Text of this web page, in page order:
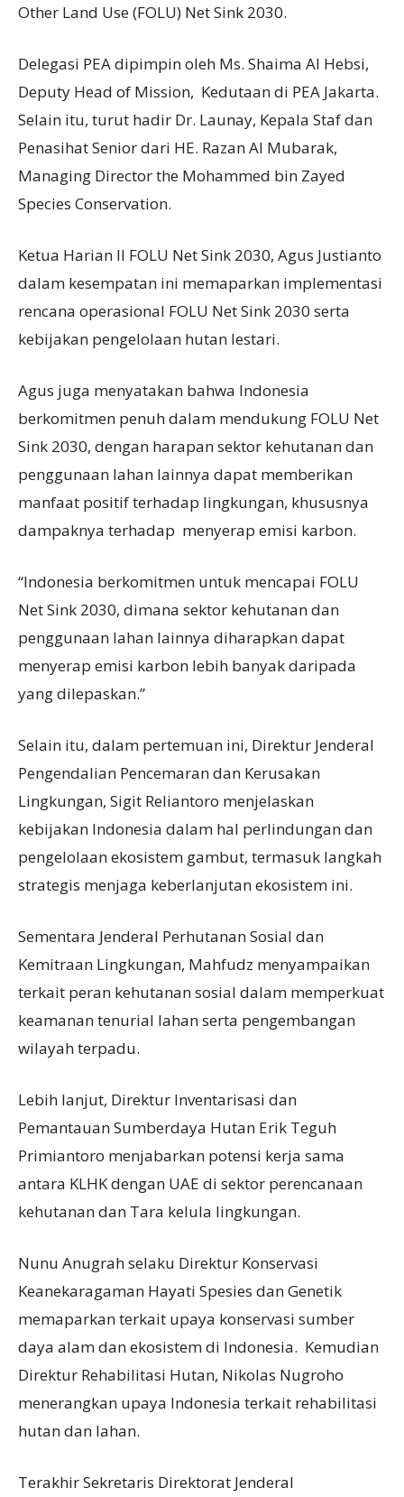
Other Land Use (FOLU) Net Sink 2030.
Delegasi PEA dipimpin oleh Ms. Shaima Al Hebsi,
Deputy Head of Mission, Kedutaan di PEA Jakarta.
Selain itu, turut hadir Dr. Launay, Kepala Staf dan
Penasihat Senior dari HE. Razan Al Mubarak,
Managing Director the Mohammed bin Zayed
Species Conservation.
Ketua Harian II FOLU Net Sink 2030, Agus Justianto
dalam kesempatan ini memaparkan implementasi
rencana operasional FOLU Net Sink 2030 serta
kebijakan pengelolaan hutan lestari.
Agus juga menyatakan bahwa Indonesia
berkomitmen penuh dalam mendukung FOLU Net
Sink 2030, dengan harapan sektor kehutanan dan
penggunaan lahan lainnya dapat memberikan
manfaat positif terhadap lingkungan, khususnya
dampaknya terhadap menyerap emisi karbon.
“Indonesia berkomitmen untuk mencapai FOLU
Net Sink 2030, dimana sektor kehutanan dan
penggunaan lahan lainnya diharapkan dapat
menyerap emisi karbon lebih banyak daripada
yang dilepaskan.”
Selain itu, dalam pertemuan ini, Direktur Jenderal
Pengendalian Pencemaran dan Kerusakan
Lingkungan, Sigit Reliantoro menjelaskan
kebijakan Indonesia dalam hal perlindungan dan
pengelolaan ekosistem gambut, termasuk langkah
strategis menjaga keberlanjutan ekosistem ini.
Sementara Jenderal Perhutanan Sosial dan
Kemitraan Lingkungan, Mahfudz menyampaikan
terkait peran kehutanan sosial dalam memperkuat
keamanan tenurial lahan serta pengembangan
wilayah terpadu.
Lebih lanjut, Direktur Inventarisasi dan
Pemantauan Sumberdaya Hutan Erik Teguh
Primiantoro menjabarkan potensi kerja sama
antara KLHK dengan UAE di sektor perencanaan
kehutanan dan Tara kelula lingkungan.
Nunu Anugrah selaku Direktur Konservasi
Keanekaragaman Hayati Spesies dan Genetik
memaparkan terkait upaya konservasi sumber
daya alam dan ekosistem di Indonesia. Kemudian
Direktur Rehabilitasi Hutan, Nikolas Nugroho
menerangkan upaya Indonesia terkait rehabilitasi
hutan dan lahan.
Terakhir Sekretaris Direktorat Jenderal